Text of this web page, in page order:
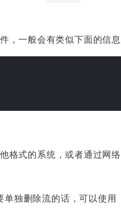
，一般会有类似下面的信息
格式的系统，或者通过网络
独删除流的话，可以使用